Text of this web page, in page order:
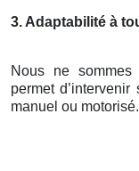
3. Adaptabilité à
Nous ne
permet
manuel ou motorisé.